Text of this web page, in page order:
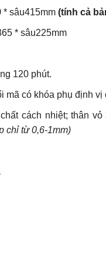
* sâu415mm (tính cả
* sâu225mm
120 phút.
mã có khóa phụ định
cách nhiệt; thân
chỉ từ 0,6-1mm)